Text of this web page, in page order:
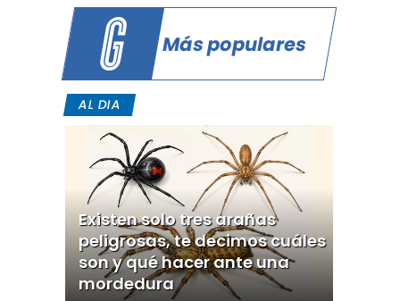
Más populares
AL DIA
Existen solo tres arañas
peligrosas, te decimos cuáles
son y qué hacer ante una
mordedura